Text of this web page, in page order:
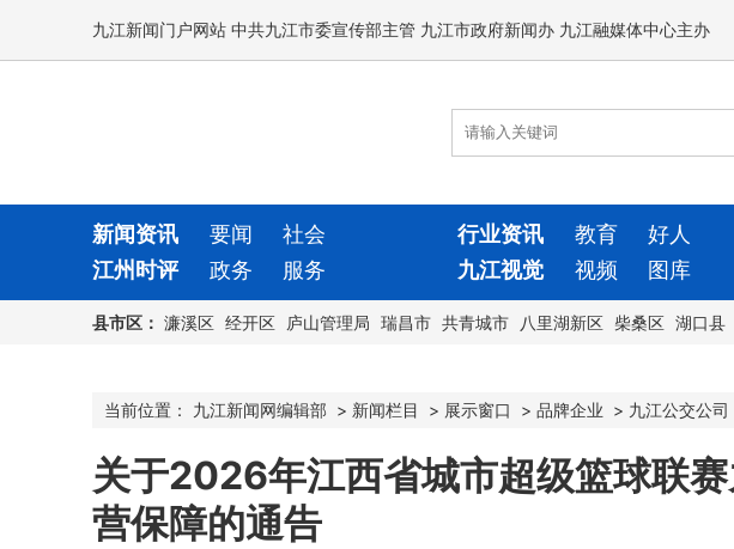
九江新闻门户网站 中共九江市委宣传部主管 九江市政府新闻办 九江融媒体中心主办
新闻资讯 要闻 社会 行业资讯 教育 好人
江州时评
政务 服务 九江视觉 视频 图库
县市区： 濂溪区 经开区 庐山管理局 瑞昌市 共青城市 八里湖新区 柴桑区 湖口县
当前位置： 九江新闻网编辑部 > 新闻栏目 > 展示窗口 > 品牌企业 > 九江公交公司
关于2026年江西省城市超级篮球联
营保障的通告